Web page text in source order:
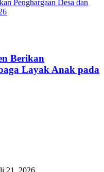
Berikan
Layak Anak pada